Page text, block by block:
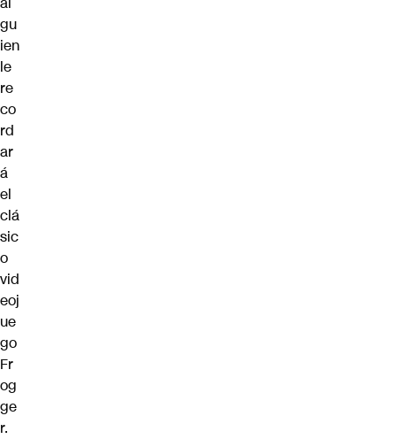
gu
ien
le
re
co
rd
ar
á
el
clá
sic
o
vid
eoj
ue
go
Fr
og
ge
r.